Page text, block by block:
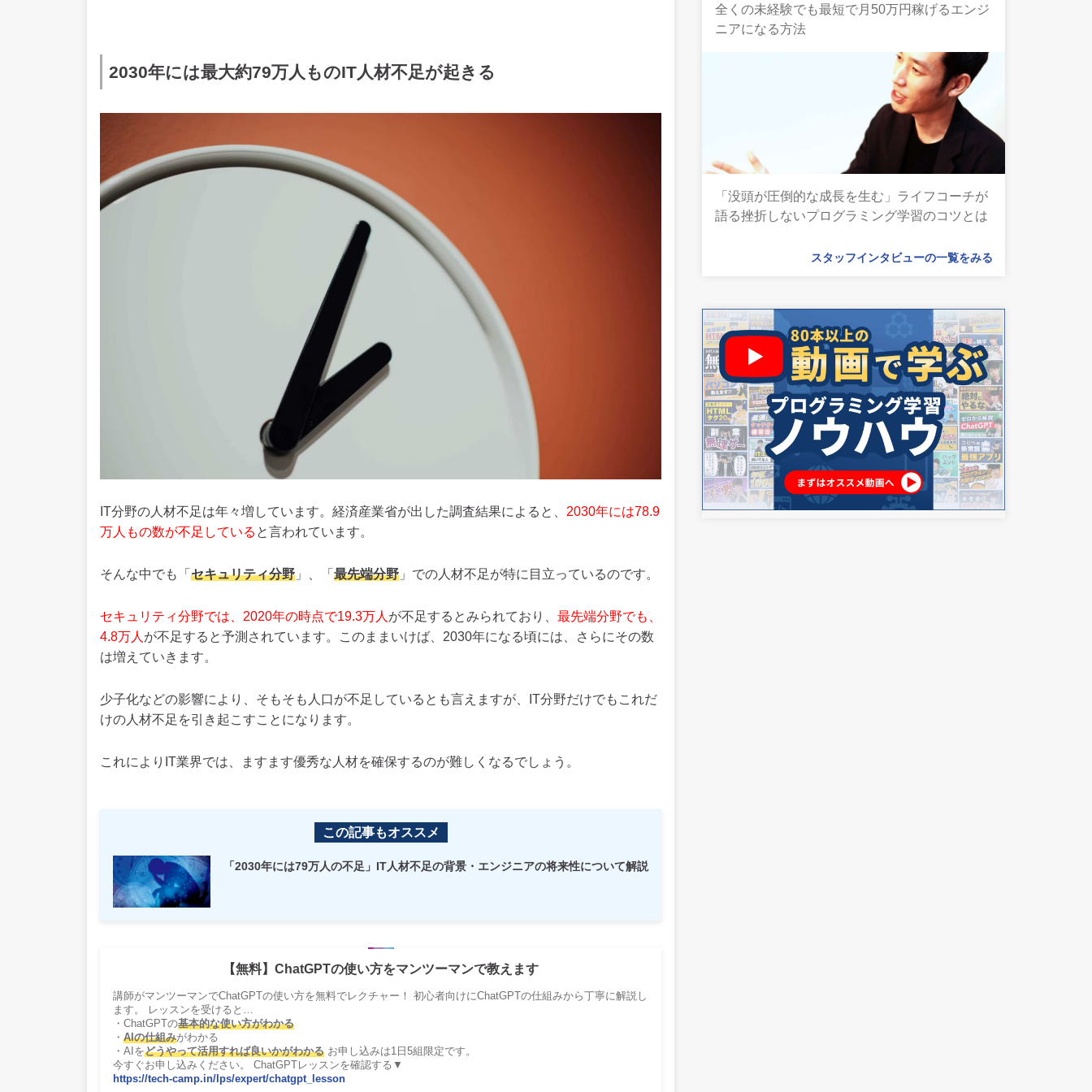
2030年には最大約79万人ものIT人材不足が起きる
IT分野の人材不足は年々増しています。経済産業省が出した調査結果によると、 2030年には78.9
万人もの数が不足している と言われています。
そんな中でも「 セキュリティ分野 」、「 最先端分野 」での人材不足が特に目立っているのです。
セキュリティ分野では、2020年の時点で19.3万人 が不足するとみられており、 最先端分野でも、
4.8万人 が不足すると予測されています。このままいけば、2030年になる頃には、さらにその数
は増えていきます。
少子化などの影響により、そもそも人口が不足しているとも言えますが、IT分野だけでもこれだ
けの人材不足を引き起こすことになります。
これによりIT業界では、ますます優秀な人材を確保するのが難しくなるでしょう。
この記事もオススメ
「2030年には79万人の不足」IT人材不足の背景・エンジニアの将来性について解説
【無料】ChatGPTの使い方をマンツーマンで教えます
講師がマンツーマンでChatGPTの使い方を無料でレクチャー！ 初心者向けにChatGPTの仕組みから丁寧に解説し
ます。 レッスンを受けると…
・ChatGPTの基本的な使い方がわかる
・ AIの仕組みがわかる
・AIをどうやって活用すれば良いかがわかる お申し込みは1日5組限定です。
今すぐお申し込みください。 ChatGPTレッスンを確認する▼
https://tech-camp.in/lps/expert/chatgpt_lesson
全くの未経験でも最短で月50万円稼げるエンジ
ニアになる方法
「没頭が圧倒的な成長を生む」ライフコーチが
語る挫折しないプログラミング学習のコツとは
スタッフインタビューの一覧をみる